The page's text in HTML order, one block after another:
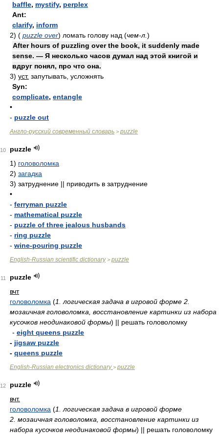
baffle, mystify, perplex
Ant:
clarify, inform
2) ( puzzle over) ломать голову над (чем-л. )
After hours of puzzling over the book, it suddenly made
sense. — Я несколько часов думал над этой книгой и
вдруг понял, про что она.
3) уст. запутывать, усложнять
Syn:
complicate, entangle
•
- puzzle out
Англо-русский современный словарь > puzzle
10
puzzle
1) головоломка
2) загадка
3) затруднение || приводить в затруднение
•
- ferryman puzzle
- mathematical puzzle
- puzzle of three jealous husbands
- ring puzzle
- wine-pouring puzzle
English-Russian scientific dictionary> puzzle
11
puzzle
вчт
головоломка (1. логическая задача в игровой форме 2.
мозаичная головоломка, восстановление картинки из набора
кусочков неодинаковой формы) || решать головоломку
- eight queens puzzle
- jigsaw puzzle
- queens puzzle
English-Russian electronics dictionary> puzzle
12
puzzle
вчт.
головоломка (1. логическая задача в игровой форме
2. мозаичная головоломка, восстановление картинки из
набора кусочков неодинаковой формы) || решать головоломку